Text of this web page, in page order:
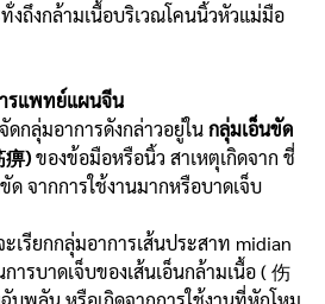
งถึงกล้ามเนื้อบริเวณโคนนิ้วหัวแม่มือ
รแพทย์แผนจีน
กลุ่มอาการดังกล่าวอยู่ในกลุ่มเอ็นขัด
痹)ของข้อมือหรือนิ้ว สาเหตุเกิดจาก ชี่
จากการใช้งานมากหรือบาดเจ็บ
เรียกกลุ่มอาการเส้นประสาท midian
ารบาดเจ็บของเส้นเอ็นกล้ามเนื้อ ( 伤